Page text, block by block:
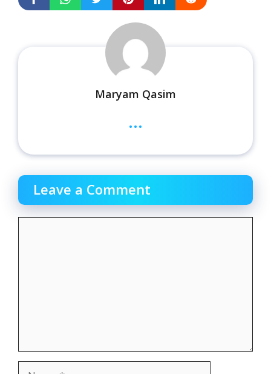
Maryam Qasim
...
Leave a Comment